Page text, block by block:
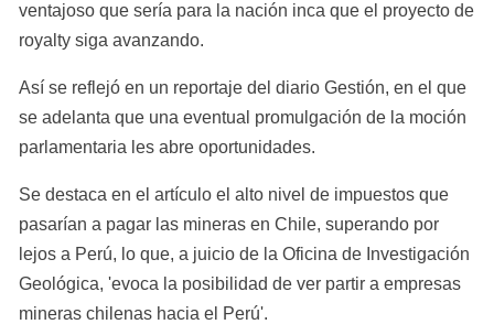
ventajoso que sería para la nación inca que el proyecto de
royalty siga avanzando.
Así se reflejó en un reportaje del diario Gestión, en el que
se adelanta que una eventual promulgación de la moción
parlamentaria les abre oportunidades.
Se destaca en el artículo el alto nivel de impuestos que
pasarían a pagar las mineras en Chile, superando por
lejos a Perú, lo que, a juicio de la Oficina de Investigación
Geológica, 'evoca la posibilidad de ver partir a empresas
mineras chilenas hacia el Perú'.